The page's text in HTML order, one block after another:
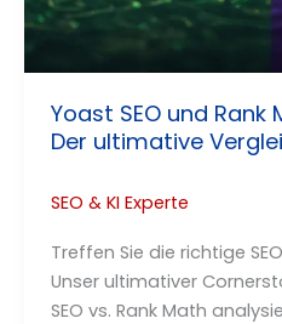
Yoast SEO und Rank
Der ultimative
SEO & KI Experte
Treffen Sie die richtige
Unser ultimativer
SEO vs. Rank Math